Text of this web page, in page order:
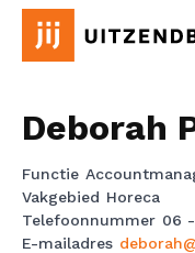
Deborah
Functie
Vakgebied Horeca
Telefoonnummer 06
E-mailadres